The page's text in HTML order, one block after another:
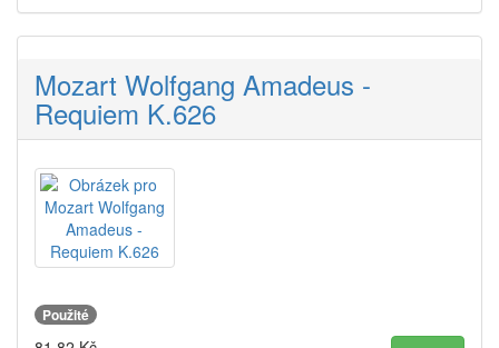
Mozart Wolfgang Amadeus -
Requiem K.626
Použité